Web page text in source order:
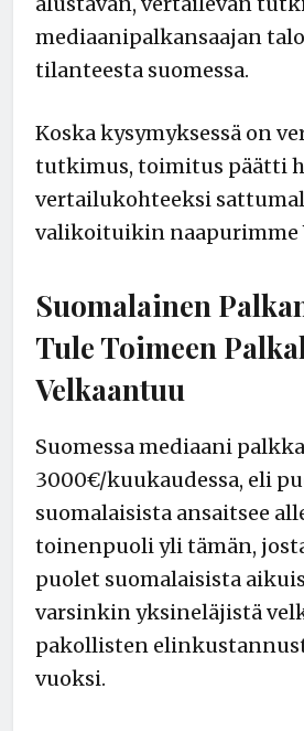
mediaanipalkansaajan
tilanteesta suomessa.
Koska kysymyksessä on
tutkimus, toimitus päätti
vertailukohteeksi
valikoituikin naapurimme
Suomalainen
Tule Toimeen
Velkaantuu
Suomessa mediaani
3000€/kuukaudessa, eli
suomalaisista ansaitsee
toinenpuoli yli tämän,
puolet suomalaisista
varsinkin yksineläjistä
pakollisten
vuoksi.